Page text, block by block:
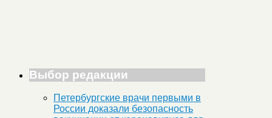
Выбор редакции
Петербургские врачи первыми в
России доказали безопасность